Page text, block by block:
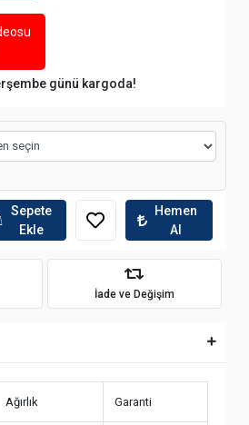
günü kargoda!
Sepete
Ekle
Hemen
Al
İade ve Değişim
Ağırlık Garanti